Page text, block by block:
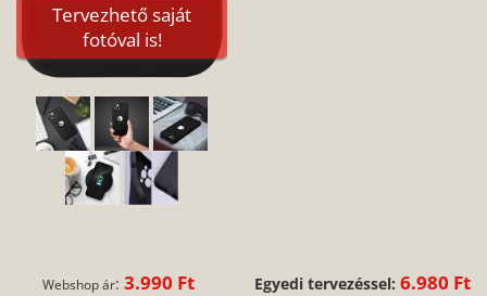
Tervezhető saját
fotóval is!
Webshop ár:3.990 Ft Egyedi tervezéssel: 6.980 Ft